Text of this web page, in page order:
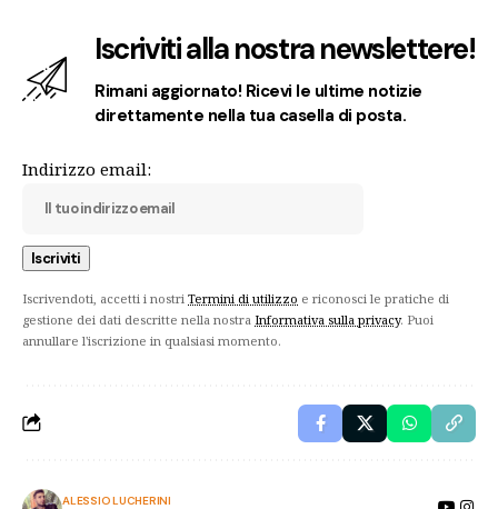
Iscriviti alla nostra newslettere!
Rimani aggiornato! Ricevi le ultime notizie
direttamente nella tua casella di posta.
Indirizzo email:
Iscrivendoti, accetti i nostri Termini di utilizzo e riconosci le pratiche di
gestione dei dati descritte nella nostra Informativa sulla privacy. Puoi
annullare l'iscrizione in qualsiasi momento.
ALESSIO LUCHERINI